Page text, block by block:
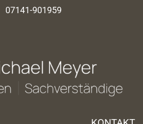
07141-901959